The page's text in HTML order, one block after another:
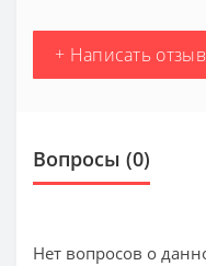
+ Написать отзыв
Вопросы (0)
Нет вопросов о